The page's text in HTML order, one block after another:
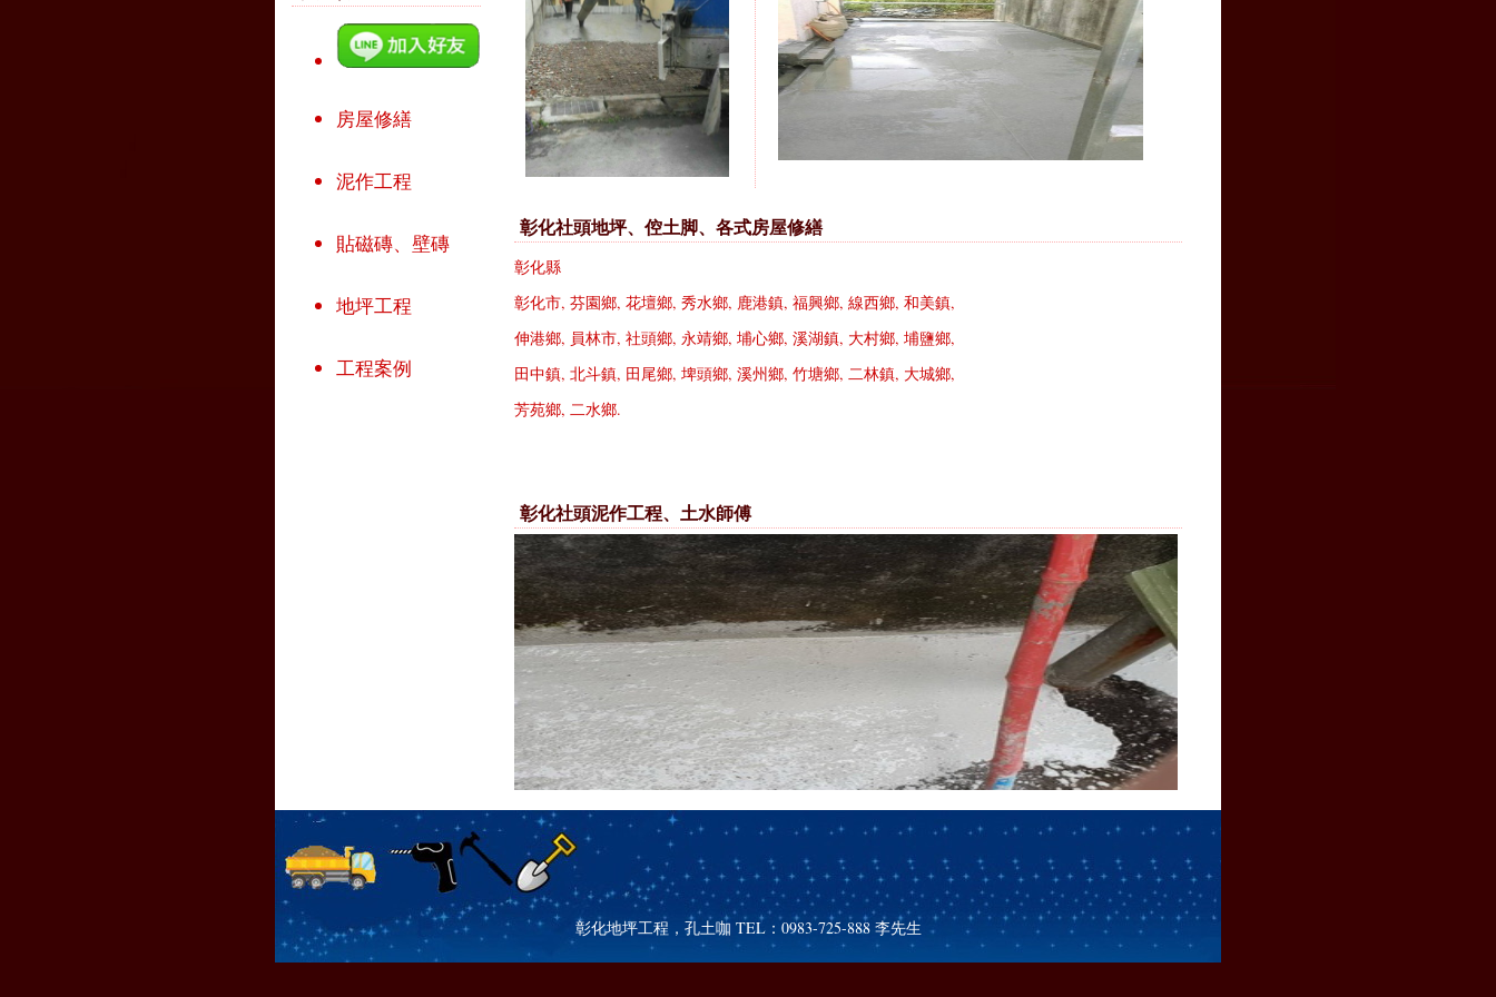
房屋修繕
泥作工程
貼磁磚、壁磚
地坪工程
工程案例
彰化社頭地坪、倥土脚、各式房屋修繕
彰化縣
彰化市, 芬園鄉, 花壇鄉, 秀水鄉, 鹿港鎮, 福興鄉, 線西鄉, 和美鎮,
伸港鄉, 員林市, 社頭鄉, 永靖鄉, 埔心鄉, 溪湖鎮, 大村鄉, 埔鹽鄉,
田中鎮, 北斗鎮, 田尾鄉, 埤頭鄉, 溪州鄉, 竹塘鄉, 二林鎮, 大城鄉,
芳苑鄉, 二水鄉.
彰化社頭泥作工程、土水師傅
彰化地坪工程，孔土咖 TEL：0983-725-888 李先生